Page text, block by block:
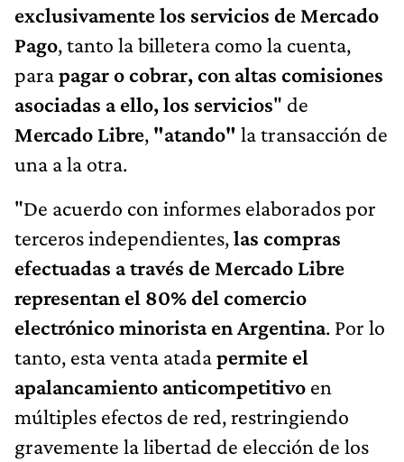
exclusivamente los servicios de Mercado
Pago, tanto la billetera como la cuenta,
parapagar o cobrar, con altas comisiones
asociadas a ello, los servicios" de
Mercado Libre, "atando" la transacción de
una a la otra.
"De acuerdo con informes elaborados por
terceros independientes,las compras
efectuadas a través de Mercado Libre
representan el 80% del comercio
electrónico minorista en Argentina. Por lo
tanto, esta venta atadapermite el
apalancamiento anticompetitivo en
múltiples efectos de red, restringiendo
gravemente la libertad de elección de los